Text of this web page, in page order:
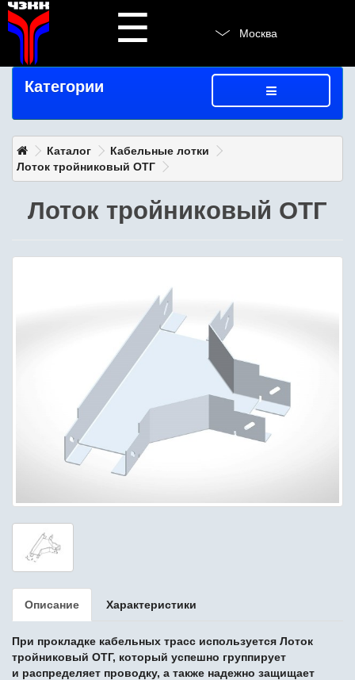
☰ Москва
Категории
Каталог
Кабельные лотки
Лоток тройниковый ОТГ
Лоток тройниковый ОТГ
Описание Характеристики
При прокладке кабельных трасс используется Лоток
тройниковый ОТГ, который успешно группирует
и распределяет проводку, а также надежно защищает